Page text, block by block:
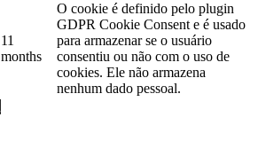
11
months
O cookie é definido pelo plugin
GDPR Cookie Consent e é usado
para armazenar se o usuário
consentiu ou não com o uso de
cookies. Ele não armazena
nenhum dado pessoal.